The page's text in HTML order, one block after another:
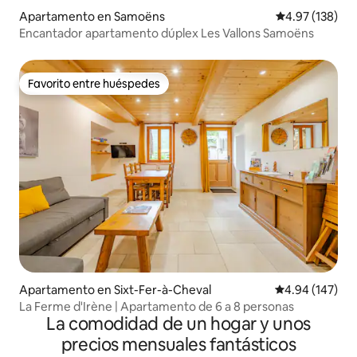
Apartamento en Samoëns Calificación
4.97 (138)
Encantador apartamento dúplex Les Vallons Samoëns
Favorito entre huéspedes
Favorito entre huéspedes
Apartamento en Sixt-Fer-à-Cheval Calificación
4.94 (147)
La Ferme d'Irène | Apartamento de 6 a 8 personas
La comodidad de un hogar y unos
precios mensuales fantásticos